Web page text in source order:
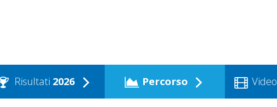
Risultati 2026 Percorso Video